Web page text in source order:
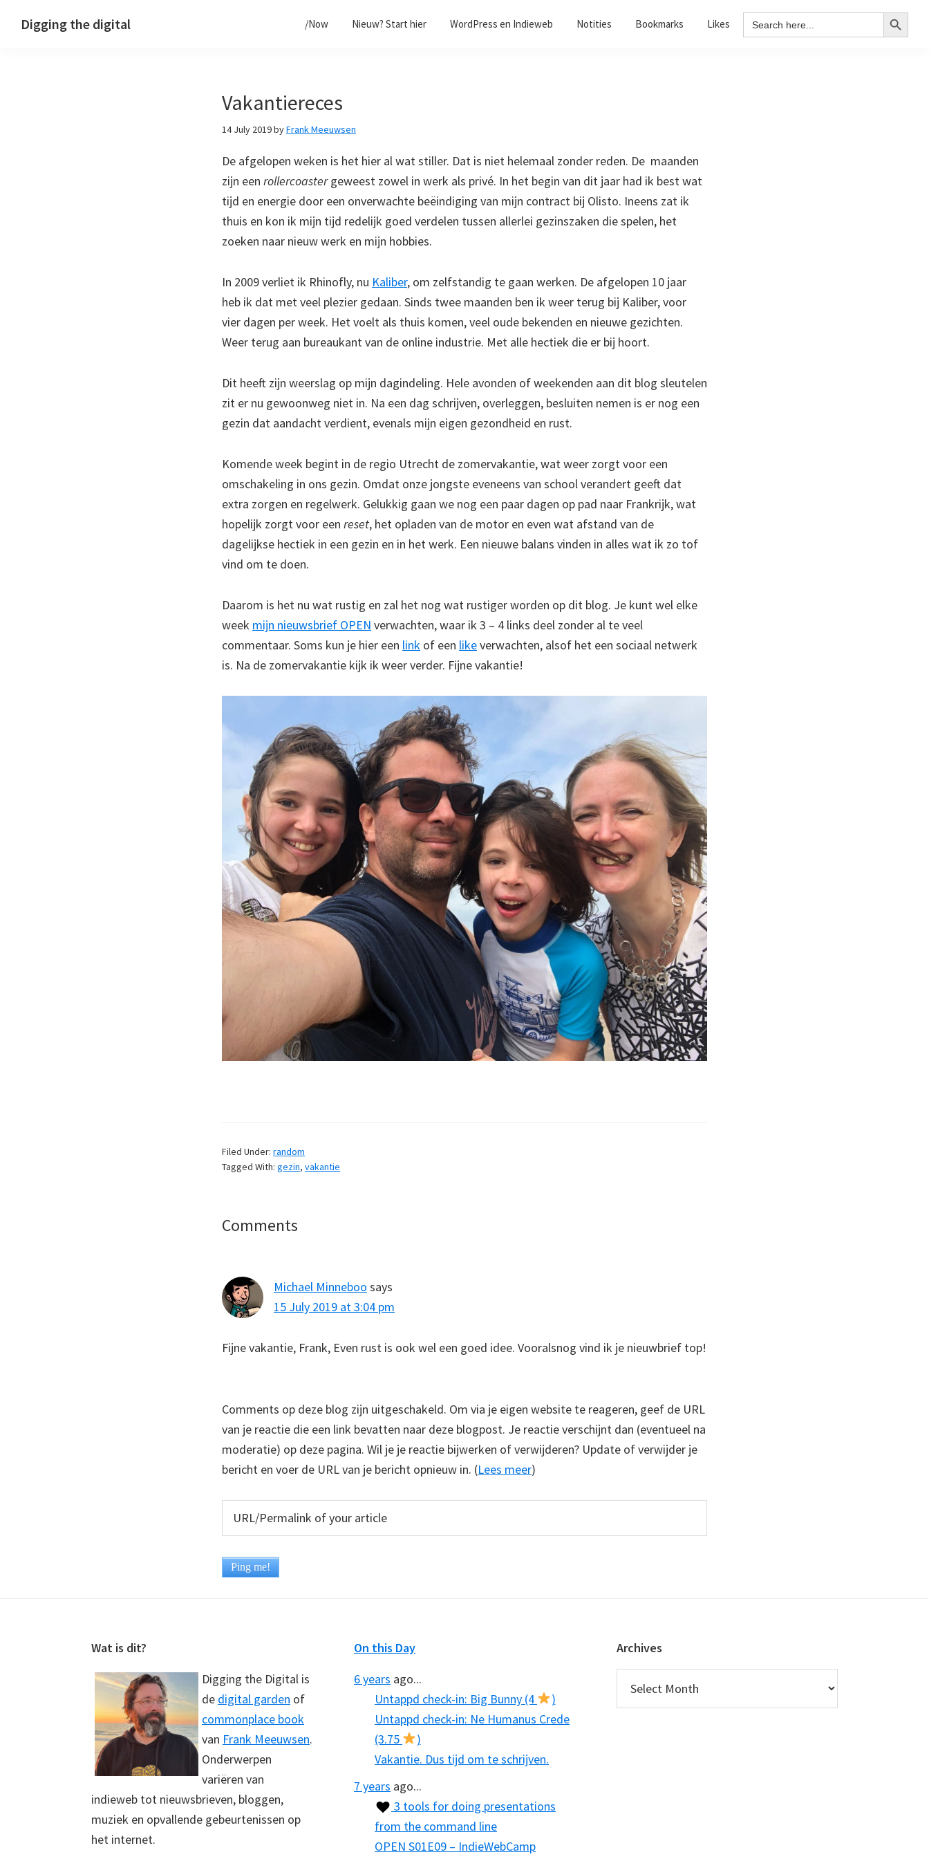
Digging the digital /Now Nieuw? Start hier WordPress en Indieweb Notities Bookmarks Likes Search
for:
Search Button
Vakantiereces
14 July 2019byFrank Meeuwsen
De afgelopen weken is het hier al wat stiller. Dat is niet helemaal zonder reden. De maanden
zijn een rollercoastergeweest zowel in werk als privé. In het begin van dit jaar had ik best wat
tijd en energie door een onverwachte beëindiging van mijn contract bij Olisto. Ineens zat ik
thuis en kon ik mijn tijd redelijk goed verdelen tussen allerlei gezinszaken die spelen, het
zoeken naar nieuw werk en mijn hobbies.
In 2009 verliet ik Rhinofly, nu Kaliber, om zelfstandig te gaan werken. De afgelopen 10 jaar
heb ik dat met veel plezier gedaan. Sinds twee maanden ben ik weer terug bij Kaliber, voor
vier dagen per week. Het voelt als thuis komen, veel oude bekenden en nieuwe gezichten.
Weer terug aan bureaukant van de online industrie. Met alle hectiek die er bij hoort.
Dit heeft zijn weerslag op mijn dagindeling. Hele avonden of weekenden aan dit blog sleutelen
zit er nu gewoonweg niet in. Na een dag schrijven, overleggen, besluiten nemen is er nog een
gezin dat aandacht verdient, evenals mijn eigen gezondheid en rust.
Komende week begint in de regio Utrecht de zomervakantie, wat weer zorgt voor een
omschakeling in ons gezin. Omdat onze jongste eveneens van school verandert geeft dat
extra zorgen en regelwerk. Gelukkig gaan we nog een paar dagen op pad naar Frankrijk, wat
hopelijk zorgt voor een reset, het opladen van de motor en even wat afstand van de
dagelijkse hectiek in een gezin en in het werk. Een nieuwe balans vinden in alles wat ik zo tof
vind om te doen.
Daarom is het nu wat rustig en zal het nog wat rustiger worden op dit blog. Je kunt wel elke
week mijn nieuwsbrief OPEN verwachten, waar ik 3 – 4 links deel zonder al te veel
commentaar. Soms kun je hier een link of een likeverwachten, alsof het een sociaal netwerk
is. Na de zomervakantie kijk ik weer verder. Fijne vakantie!
Filed Under: random
Tagged With: gezin, vakantie
Reader
Comments
Michael Minneboo says
15 July 2019 at 3:04 pm
Fijne vakantie, Frank, Even rust is ook wel een goed idee. Vooralsnog vind ik je nieuwbrief top!
Comments op deze blog zijn uitgeschakeld. Om via je eigen website te reageren, geef de URL
van je reactie die een link bevatten naar deze blogpost. Je reactie verschijnt dan (eventueel na
moderatie) op deze pagina. Wil je je reactie bijwerken of verwijderen? Update of verwijder je
bericht en voer de URL van je bericht opnieuw in. (Lees meer)
Wat is dit?
Digging the Digital is
de digital garden of
commonplace book
van Frank Meeuwsen.
Onderwerpen
variëren van
indieweb tot nieuwsbrieven, bloggen,
muziek en opvallende gebeurtenissen op
het internet.
On this Day
6 years ago...
Untappd check-in: Big Bunny (4
)
Untappd check-in: Ne Humanus Crede
(3.75
)
Vakantie. Dus tijd om te schrijven.
7 years ago...
3 tools for doing presentations
from the command line
OPEN S01E09 – IndieWebCamp
Archives